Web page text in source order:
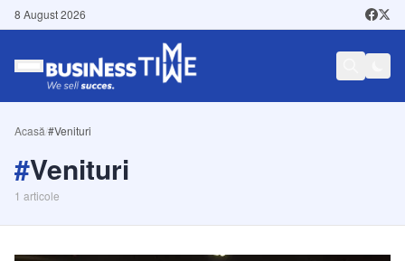
8 August 2026
Acasă/#Venituri
#Venituri
1 articole